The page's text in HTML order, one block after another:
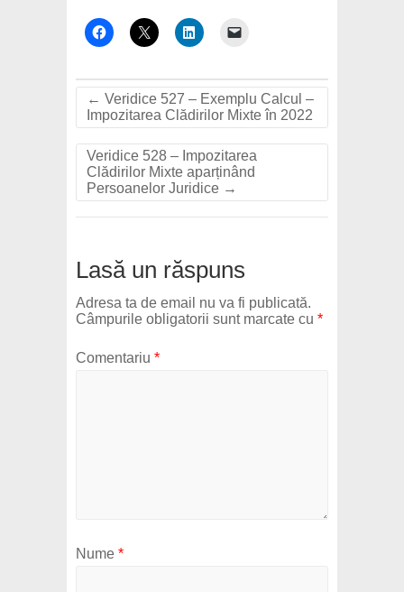
← Veridice 527 – Exemplu Calcul –
Impozitarea Clădirilor Mixte în 2022
Veridice 528 – Impozitarea
Clădirilor Mixte aparținând
Persoanelor Juridice →
Lasă un răspuns
Adresa ta de email nu va fi publicată.
Câmpurile obligatorii sunt marcate cu *
Comentariu *
Nume *